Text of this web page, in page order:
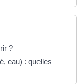
?
eau) : quelles